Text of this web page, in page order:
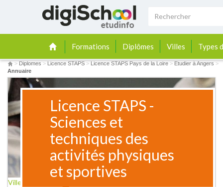
Formations Diplômes Villes Types
> Diplomes > Licence STAPS > Licence STAPS Pays de la Loire > Etudier à Angers >
Annuaire
Licence STAPS -
Sciences et
techniques des
activités physiques
et sportives
Villes